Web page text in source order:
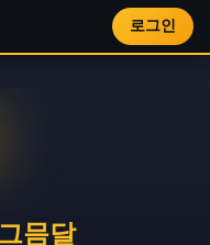
로그인
믐달